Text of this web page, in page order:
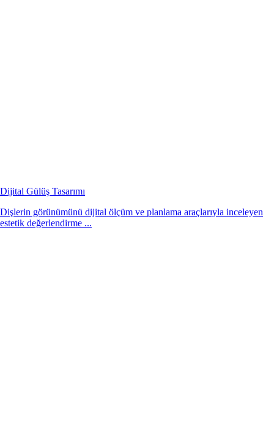
Dijital Gülüş Tasarımı
Dişlerin görünümünü dijital ölçüm ve planlama araçlarıyla inceleyen
estetik değerlendirme ...